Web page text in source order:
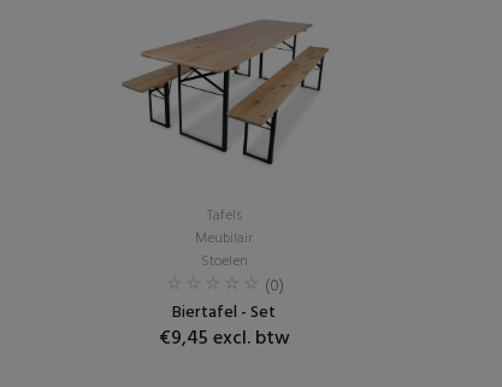
Tafels
Meubilair
Stoelen
(0)
Biertafel - Set
€9,45 excl. btw